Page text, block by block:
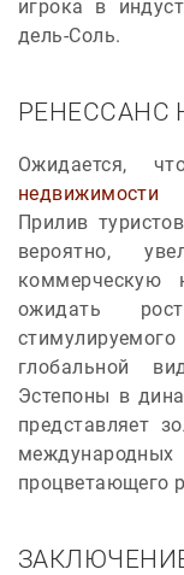
игрока в
дель-Соль.
Ожидается,
недвижимости
Прилив
вероятно,
коммерческую
ожидать
глобальной
Эстепоны в
представляет
процветающего